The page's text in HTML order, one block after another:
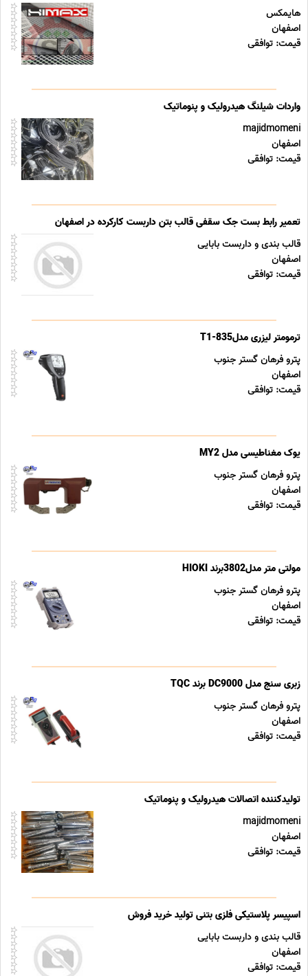
هایمکس
اصفهان
قیمت: توافقی
واردات شیلنگ هیدرولیک و پنوماتیک
majidmomeni
اصفهان
قیمت: توافقی
تعمیر رابط بست جک سقفی قالب بتن داربست کارکرده در اصفهان
قالب بندی و داربست بابایی
اصفهان
قیمت: توافقی
ترمومتر لیزری مدل835-T1
پترو فرهان گستر جنوب
اصفهان
قیمت: توافقی
یوک مغناطیسی مدل MY2
پترو فرهان گستر جنوب
اصفهان
قیمت: توافقی
مولتی متر مدل3802برند HIOKI
پترو فرهان گستر جنوب
اصفهان
قیمت: توافقی
زبری سنج مدل DC9000 برند TQC
پترو فرهان گستر جنوب
اصفهان
قیمت: توافقی
تولیدکننده اتصالات هیدرولیک و پنوماتیک
majidmomeni
اصفهان
قیمت: توافقی
اسپیسر پلاستیکی فلزی بتنی تولید خرید فروش
قالب بندی و داربست بابایی
اصفهان
قیمت: توافقی